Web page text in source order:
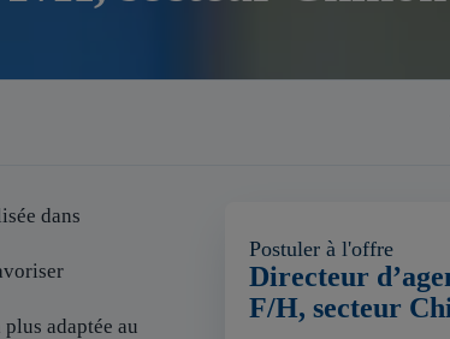
dans
adaptée au
Postuler à l'offre
Directeur
F/H, secteur